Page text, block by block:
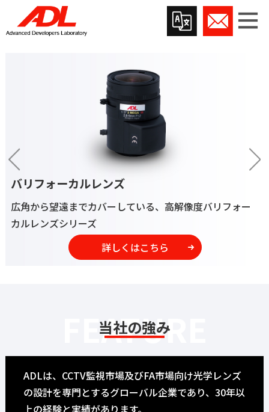
魚眼/
マシーンビジョンレンズ
様々なフォーマットに適応した、高解像度シリーズ
詳しくはこちら
FEATURE
当社の強み
ADLは、CCTV監視市場及びFA市場向け光学レンズ
の設計を専門とするグローバル企業であり、30年以
上の経験と実績があります。